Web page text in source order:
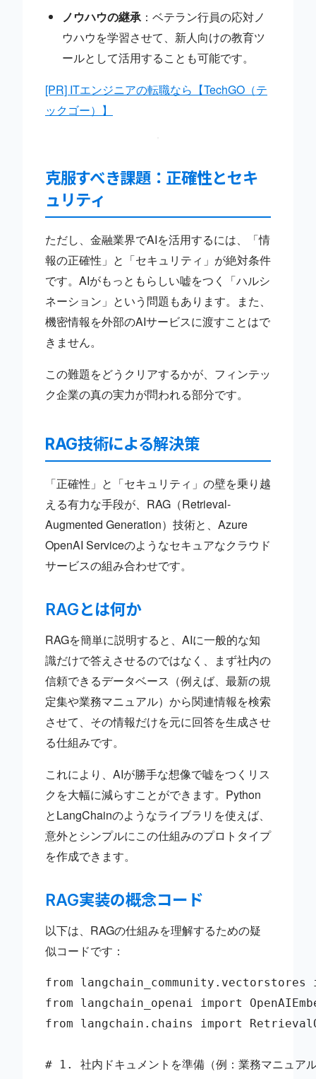
ノウハウの継承：ベテラン行員の応対ノ
ウハウを学習させて、新人向けの教育ツ
ールとして活用することも可能です。
[PR] ITエンジニアの転職なら【TechGO（テ
ックゴー）】
克服すべき課題：正確性とセキ
ュリティ
ただし、金融業界でAIを活用するには、「情
報の正確性」と「セキュリティ」が絶対条件
です。AIがもっともらしい嘘をつく「ハルシ
ネーション」という問題もあります。また、
機密情報を外部のAIサービスに渡すことはで
きません。
この難題をどうクリアするかが、フィンテッ
ク企業の真の実力が問われる部分です。
RAG技術による解決策
「正確性」と「セキュリティ」の壁を乗り越
える有力な手段が、RAG（Retrieval-
Augmented Generation）技術と、Azure
OpenAI Serviceのようなセキュアなクラウド
サービスの組み合わせです。
RAGとは何か
RAGを簡単に説明すると、AIに一般的な知
識だけで答えさせるのではなく、まず社内の
信頼できるデータベース（例えば、最新の規
定集や業務マニュアル）から関連情報を検索
させて、その情報だけを元に回答を生成させ
る仕組みです。
これにより、AIが勝手な想像で嘘をつくリス
クを大幅に減らすことができます。Python
とLangChainのようなライブラリを使えば、
意外とシンプルにこの仕組みのプロトタイプ
を作成できます。
RAG実装の概念コード
以下は、RAGの仕組みを理解するための疑
似コードです：
from langchain_community.vectorstores
from langchain_openai import
from langchain.chains import
# 1. 社内ドキュメントを準備（例：業務マニュア